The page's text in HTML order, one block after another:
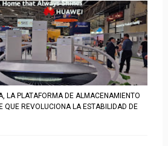
LA PLATAFORMA DE ALMACENAMIENTO
QUE REVOLUCIONA LA ESTABILIDAD DE